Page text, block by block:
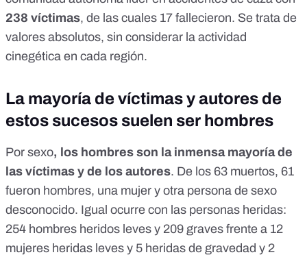
238 víctimas, de las cuales 17 fallecieron. Se trata de
valores absolutos, sin considerar la actividad
cinegética en cada región.
La mayoría de víctimas y autores de
estos sucesos suelen ser hombres
Por sexo, los hombres son la inmensa mayoría de
las víctimas y de los autores. De los 63 muertos, 61
fueron hombres, una mujer y otra persona de sexo
desconocido. Igual ocurre con las personas heridas:
254 hombres heridos leves y 209 graves frente a 12
mujeres heridas leves y 5 heridas de gravedad y 2